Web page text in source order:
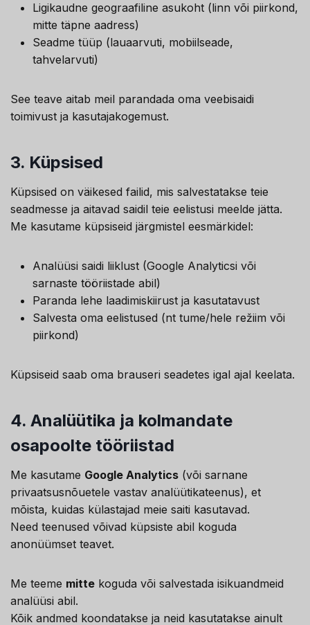
Ligikaudne geograafiline asukoht (linn või piirkond,
mitte täpne aadress)
Seadme tüüp (lauaarvuti, mobiilseade,
tahvelarvuti)
See teave aitab meil parandada oma veebisaidi
toimivust ja kasutajakogemust.
3. Küpsised
Küpsised on väikesed failid, mis salvestatakse teie
seadmesse ja aitavad saidil teie eelistusi meelde jätta.
Me kasutame küpsiseid järgmistel eesmärkidel:
Analüüsi saidi liiklust (Google Analyticsi või
sarnaste tööriistade abil)
Paranda lehe laadimiskiirust ja kasutatavust
Salvesta oma eelistused (nt tume/hele režiim või
piirkond)
Küpsiseid saab oma brauseri seadetes igal ajal keelata.
4. Analüütika ja kolmandate
osapoolte tööriistad
Me kasutame Google Analytics (või sarnane
privaatsusnõuetele vastav analüütikateenus), et
mõista, kuidas külastajad meie saiti kasutavad.
Need teenused võivad küpsiste abil koguda
anonüümset teavet.
Me teeme mitte koguda või salvestada isikuandmeid
analüüsi abil.
Kõik andmed koondatakse ja neid kasutatakse ainult